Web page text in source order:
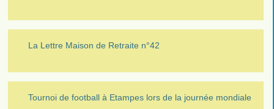
La Lettre Maison de Retraite n°42
Tournoi de football à Etampes lors de la journée mondiale